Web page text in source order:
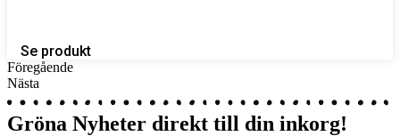
Se produkt
Föregående
Nästa
Gröna Nyheter direkt till din inkorg!